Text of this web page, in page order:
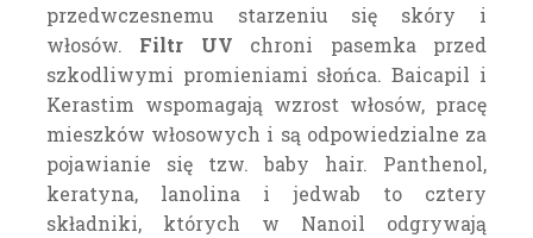
przedwczesnemu starzeniu się skóry i
włosów. Filtr UV chroni pasemka przed
szkodliwymi promieniami słońca. Baicapil i
Kerastim wspomagają wzrost włosów, pracę
mieszków włosowych i są odpowiedzialne za
pojawianie się tzw. baby hair. Panthenol,
keratyna, lanolina i jedwab to cztery
składniki, których w Nanoil odgrywają